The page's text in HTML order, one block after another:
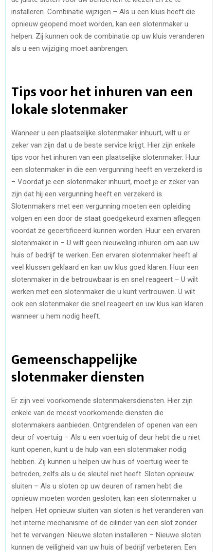
installeren. Combinatie wijzigen – Als u een kluis heeft die
opnieuw geopend moet worden, kan een slotenmaker u
helpen. Zij kunnen ook de combinatie op uw kluis veranderen
als u een wijziging moet aanbrengen.
Tips voor het inhuren van een
lokale slotenmaker
Wanneer u een plaatselijke slotenmaker inhuurt, wilt u er
zeker van zijn dat u de beste service krijgt. Hier zijn enkele
tips voor het inhuren van een plaatselijke slotenmaker. Huur
een slotenmaker in die een vergunning heeft en verzekerd is
– Voordat je een slotenmaker inhuurt, moet je er zeker van
zijn dat hij een vergunning heeft en verzekerd is.
Slotenmakers met een vergunning moeten een opleiding
volgen en een door de staat goedgekeurd examen afleggen
voordat ze gecertificeerd kunnen worden. Huur een ervaren
slotenmaker in – U wilt geen nieuweling inhuren om aan uw
huis of bedrijf te werken. Een ervaren slotenmaker heeft al
veel klussen geklaard en kan uw klus goed klaren. Huur een
slotenmaker in die betrouwbaar is en snel reageert – U wilt
werken met een slotenmaker die u kunt vertrouwen. U wilt
ook een slotenmaker die snel reageert en uw klus kan klaren
wanneer u hem nodig heeft.
Gemeenschappelijke
slotenmaker diensten
Er zijn veel voorkomende slotenmakersdiensten. Hier zijn
enkele van de meest voorkomende diensten die
slotenmakers aanbieden. Ontgrendelen of openen van een
deur of voertuig – Als u een voertuig of deur hebt die u niet
kunt openen, kunt u de hulp van een slotenmaker nodig
hebben. Zij kunnen u helpen uw huis of voertuig weer te
betreden, zelfs als u de sleutel niet heeft. Sloten opnieuw
sluiten – Als u sloten op uw deuren of ramen hebt die
opnieuw moeten worden gesloten, kan een slotenmaker u
helpen. Het opnieuw sluiten van sloten is het veranderen van
het interne mechanisme of de cilinder van een slot zonder
het te vervangen. Nieuwe sloten installeren – Nieuwe sloten
kunnen de veiligheid van uw huis of bedrijf verbeteren. Een